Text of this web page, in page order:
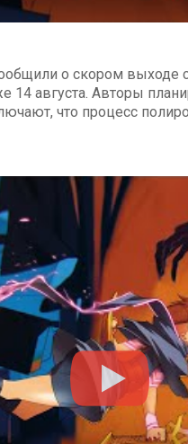
о скором выходе
14 августа. Авторы
что процесс